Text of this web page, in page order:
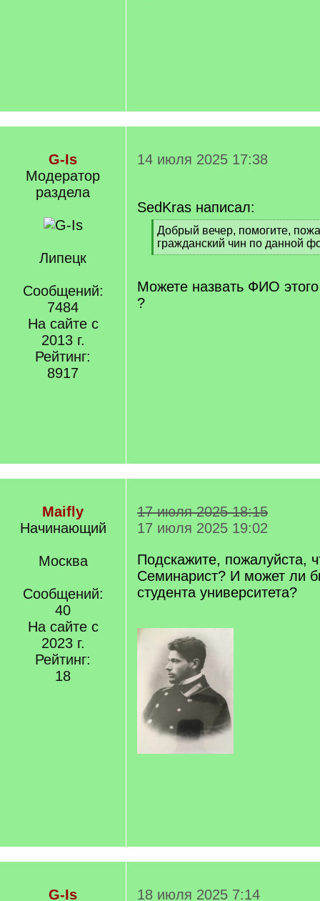
G-Is
Модератор
раздела
Липецк
Сообщений:
7484
На сайте с
2013 г.
Рейтинг:
8917
14 июля 2025 17:38
SedKras написал:
[
q
]
Добрый вечер, помогите,
гражданский чин по данной
[
q
]
Можете назвать ФИО
?
Maifly
Начинающий
Москва
Сообщений:
40
На сайте с
2023 г.
Рейтинг:
18
17 июля 2025 18:15
17 июля 2025 19:02
Подскажите, пожалуйста,
Семинарист? И может ли
студента университета?
G-Is 18 июля 2025 7:14